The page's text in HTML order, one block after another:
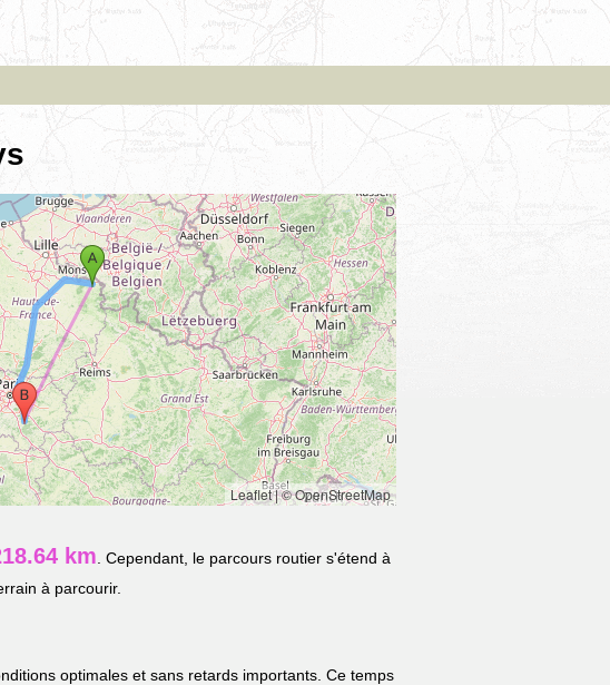
Leaflet|© OpenStreetMap
km . Cependant, le parcours routier s'étend à
à parcourir.
optimales et sans retards importants. Ce temps